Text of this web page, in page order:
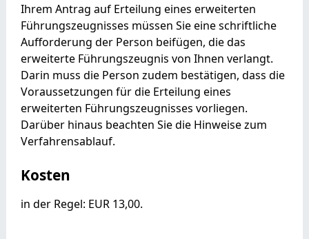
Ihrem Antrag auf Erteilung eines erweiterten
Führungszeugnisses müssen Sie eine schriftliche
Aufforderung der Person beifügen, die das
erweiterte Führungszeugnis von Ihnen verlangt.
Darin muss die Person zudem bestätigen, dass die
Voraussetzungen für die Erteilung eines
erweiterten Führungszeugnisses vorliegen.
Darüber hinaus beachten Sie die Hinweise zum
Verfahrensablauf.
Kosten
in der Regel: EUR 13,00.